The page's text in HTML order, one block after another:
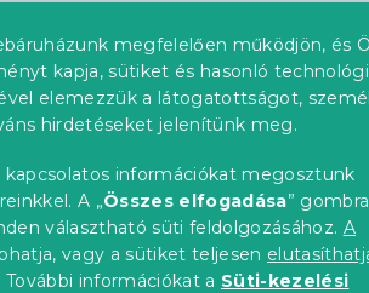
megfelelően működjön, és
kapja, sütiket és hasonló
elemezzük a látogatottságot,
hirdetéseket jelenítünk meg.
kapcsolatos információkat megosztunk
A „Összes elfogadása” gombra
választható süti feldolgozásához. A
vagy a sütiket teljesen
információkat a Süti-kezelési
fogva lélegző, kiválóan elvezeti a
Ennek köszönhetően
magasabb szilárdságát és
eredeti megjelenésüket .